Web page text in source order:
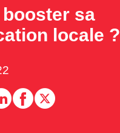
sa
locale ?